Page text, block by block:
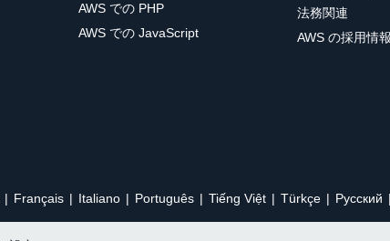
AWS での PHP
AWS での JavaScript
法務関連
AWS の採用情報
Français Italiano Português Tiếng Việt Türkçe Ρусский